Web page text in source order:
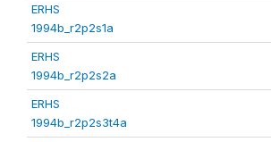
ERHS
1994b_r2p2s1a
ERHS
1994b_r2p2s2a
ERHS
1994b_r2p2s3t4a